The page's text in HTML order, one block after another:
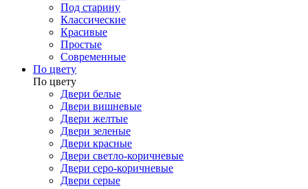
Под старину
Классические
Красивые
Простые
Современные
По цвету
По цвету
Двери белые
Двери вишневые
Двери желтые
Двери зеленые
Двери красные
Двери светло-коричневые
Двери серо-коричневые
Двери серые